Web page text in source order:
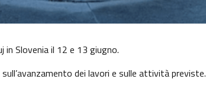
Slovenia il 12 e 13 giugno.
dei lavori e sulle attività previste.